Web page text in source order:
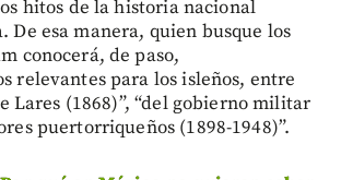
hitos de la historia nacional
De esa manera, quien busque los
conocerá, de paso,
relevantes para los isleños, entre
Lares (1868)”, “del gobierno militar
puertorriqueños (1898-1948)”.